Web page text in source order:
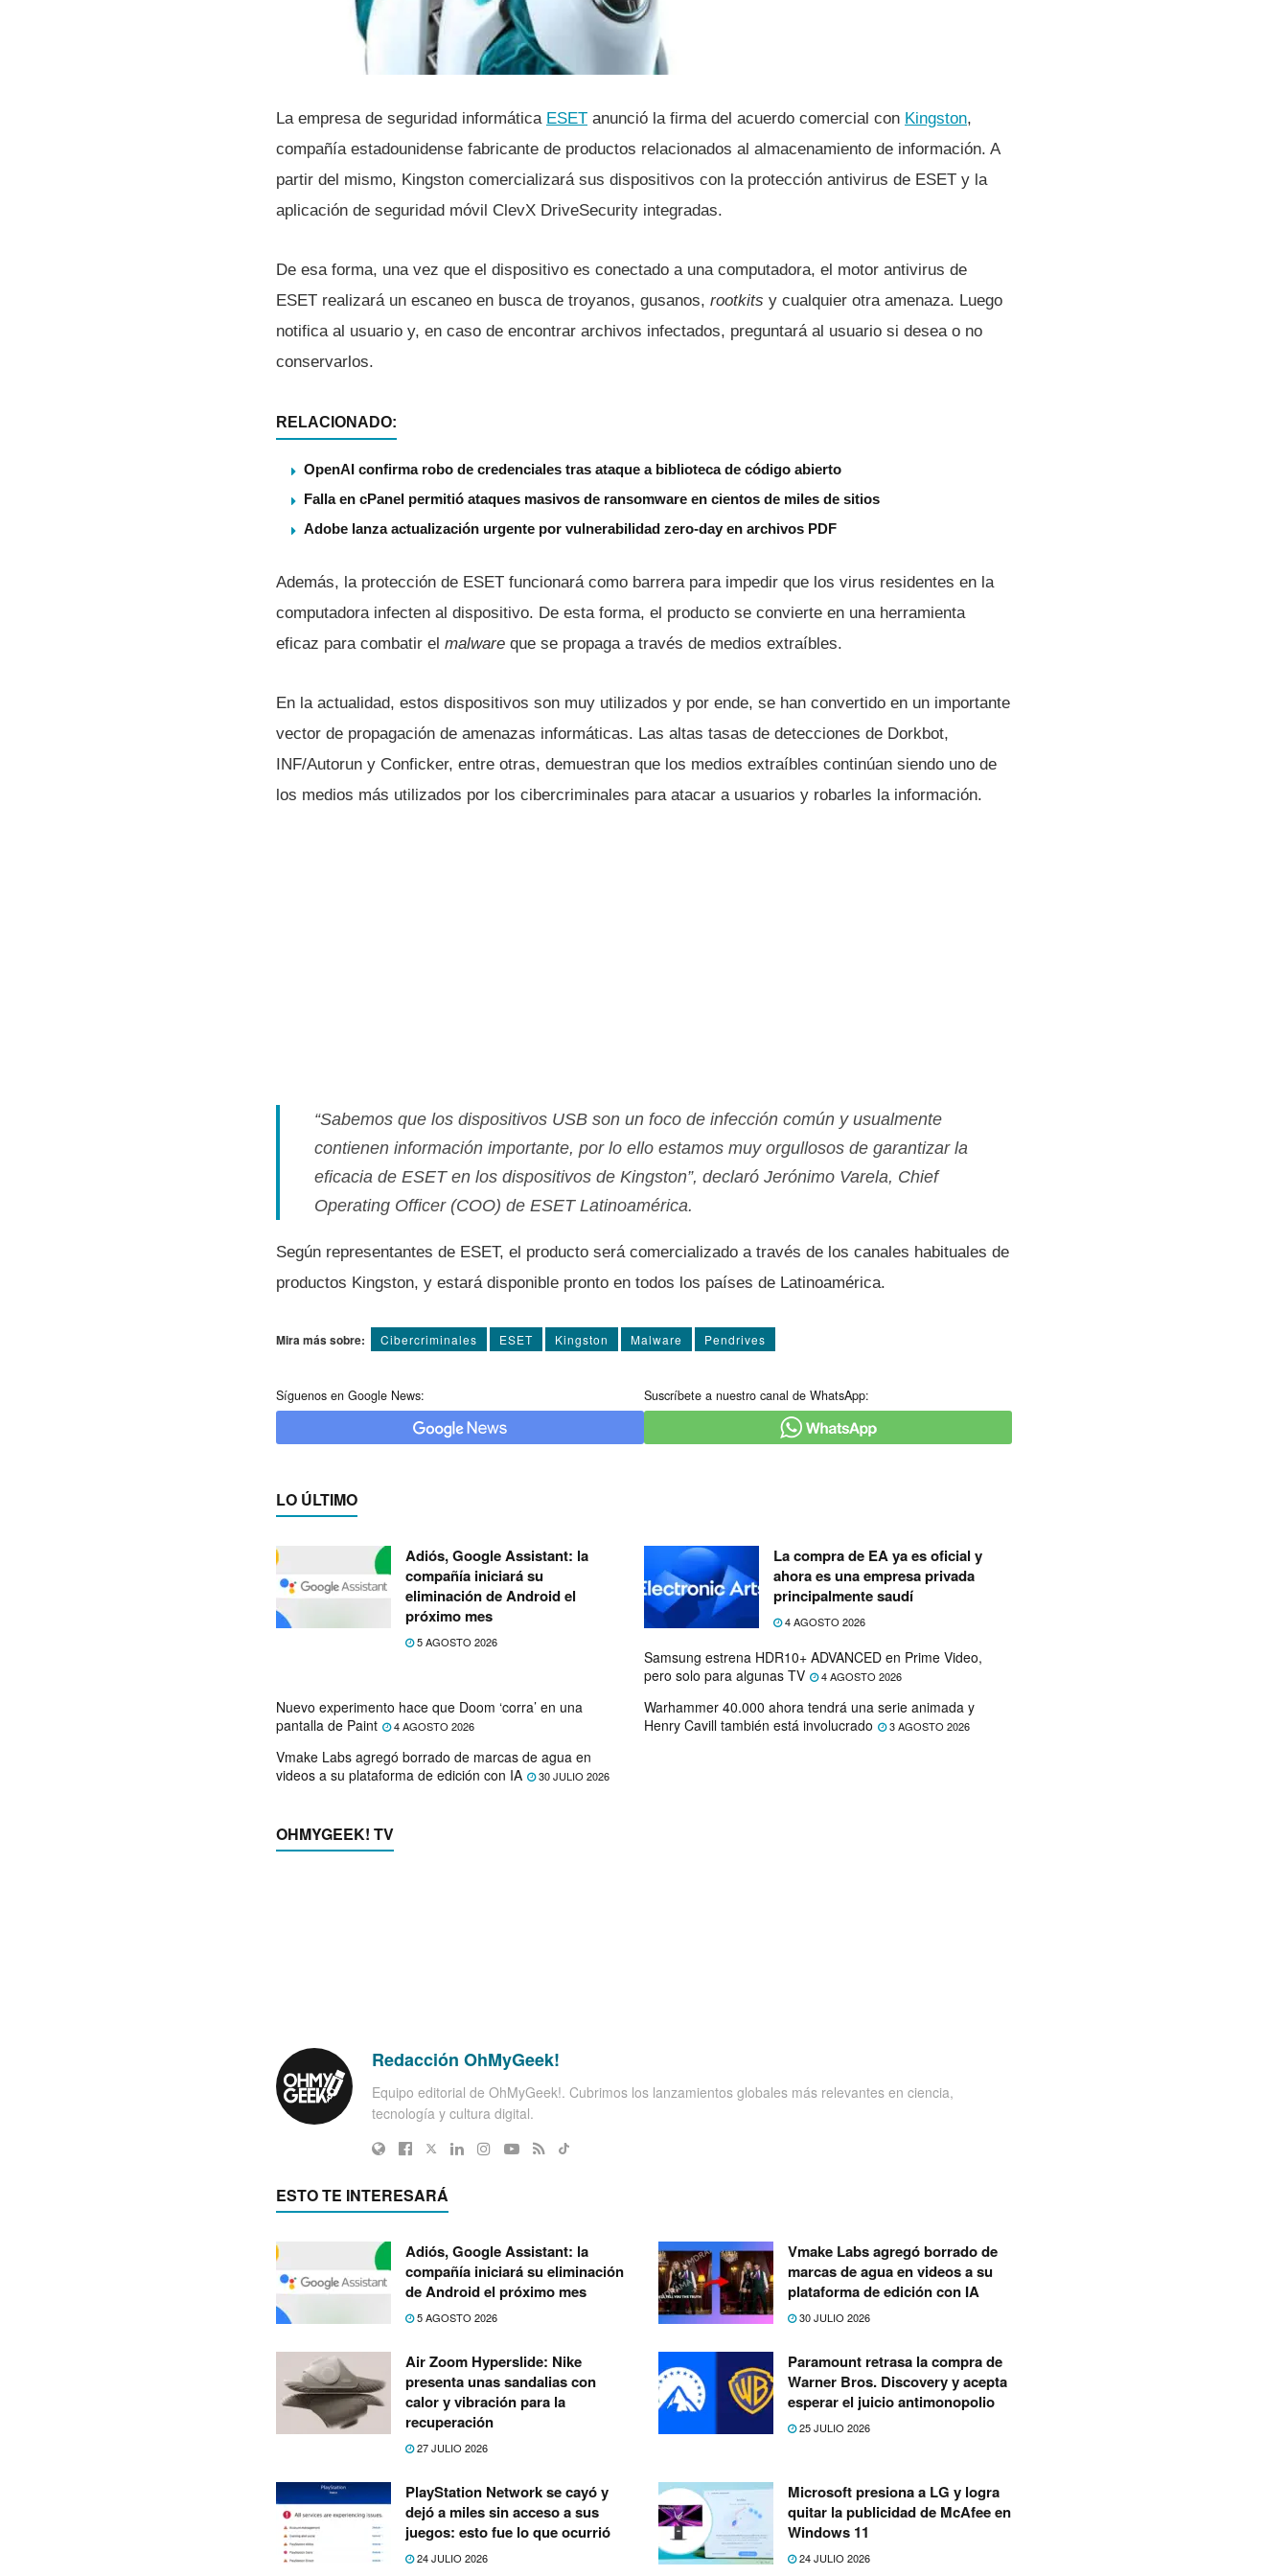
La empresa de seguridad informática ESET anunció la firma del acuerdo comercial con Kingston,
compañí­a estadounidense fabricante de productos relacionados al almacenamiento de información. A
partir del mismo, Kingston comercializará sus dispositivos con la protección antivirus de ESET y la
aplicación de seguridad móvil ClevX DriveSecurity integradas.
De esa forma, una vez que el dispositivo es conectado a una computadora, el motor antivirus de
ESET realizará un escaneo en busca de troyanos, gusanos, rootkits y cualquier otra amenaza. Luego
notifica al usuario y, en caso de encontrar archivos infectados, preguntará al usuario si desea o no
conservarlos.
RELACIONADO:
OpenAI confirma robo de credenciales tras ataque a biblioteca de código abierto
Falla en cPanel permitió ataques masivos de ransomware en cientos de miles de sitios
Adobe lanza actualización urgente por vulnerabilidad zero-day en archivos PDF
Además, la protección de ESET funcionará como barrera para impedir que los virus residentes en la
computadora infecten al dispositivo. De esta forma, el producto se convierte en una herramienta
eficaz para combatir el malware que se propaga a través de medios extraí­bles.
En la actualidad, estos dispositivos son muy utilizados y por ende, se han convertido en un importante
vector de propagación de amenazas informáticas. Las altas tasas de detecciones de Dorkbot,
INF/Autorun y Conficker, entre otras, demuestran que los medios extraí­bles continúan siendo uno de
los medios más utilizados por los cibercriminales para atacar a usuarios y robarles la información.
“Sabemos que los dispositivos USB son un foco de infección común y usualmente
contienen información importante, por lo ello estamos muy orgullosos de garantizar la
eficacia de ESET en los dispositivos de Kingston”, declaró Jerónimo Varela, Chief
Operating Officer (COO) de ESET Latinoamérica.
Según representantes de ESET, el producto será comercializado a través de los canales habituales de
productos Kingston, y estará disponible pronto en todos los paí­ses de Latinoamérica.
Mira más sobre: Cibercriminales ESET Kingston Malware Pendrives
Síguenos en Google News: Suscríbete a nuestro canal de WhatsApp:
LO ÚLTIMO
Adiós, Google Assistant: la
compañía iniciará su
eliminación de Android el
próximo mes
5 AGOSTO 2026
La compra de EA ya es oficial y
ahora es una empresa privada
principalmente saudí
4 AGOSTO 2026
Samsung estrena HDR10+ ADVANCED en Prime Video,
pero solo para algunas TV
4 AGOSTO 2026
Nuevo experimento hace que Doom ‘corra’ en una
pantalla de Paint
4 AGOSTO 2026
Warhammer 40.000 ahora tendrá una serie animada y
Henry Cavill también está involucrado
3 AGOSTO 2026
Vmake Labs agregó borrado de marcas de agua en
videos a su plataforma de edición con IA
30 JULIO 2026
OHMYGEEK! TV
Redacción OhMyGeek!
Equipo editorial de OhMyGeek!. Cubrimos los lanzamientos globales más relevantes en ciencia,
tecnología y cultura digital.
ESTO TE INTERESARÁ
Adiós, Google Assistant: la
compañía iniciará su eliminación
de Android el próximo mes
5 AGOSTO 2026
Vmake Labs agregó borrado de
marcas de agua en videos a su
plataforma de edición con IA
30 JULIO 2026
Air Zoom Hyperslide: Nike
presenta unas sandalias con
calor y vibración para la
recuperación
27 JULIO 2026
Paramount retrasa la compra de
Warner Bros. Discovery y acepta
esperar el juicio antimonopolio
25 JULIO 2026
PlayStation Network se cayó y
dejó a miles sin acceso a sus
juegos: esto fue lo que ocurrió
24 JULIO 2026
Microsoft presiona a LG y logra
quitar la publicidad de McAfee en
Windows 11
24 JULIO 2026